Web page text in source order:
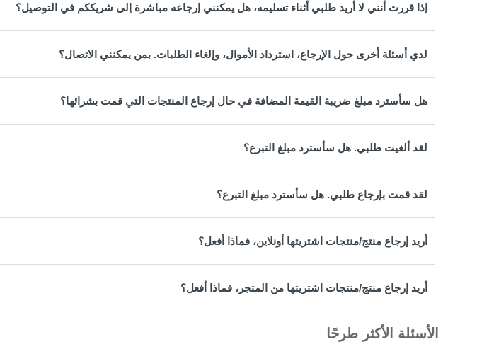
إذا قررت أنني لا أريد طلبي أثناء تسليمه، هل يمكنني إرجاعه مباشرة إلى شريككم في التوصيل؟
لدي أسئلة أخرى حول الإرجاع، استرداد الأموال، وإلغاء الطلبات. بمن يمكنني الاتصال؟
هل سأسترد مبلغ ضريبة القيمة المضافة في حال إرجاع المنتجات التي قمت بشرائها؟
لقد ألغيت طلبي. هل سأسترد مبلغ التبرع؟
لقد قمت بإرجاع طلبي. هل سأسترد مبلغ التبرع؟
أريد إرجاع منتج/منتجات اشتريتها أونلاين، فماذا أفعل؟
أريد إرجاع منتج/منتجات اشتريتها من المتجر، فماذا أفعل؟
الأسئلة الأكثر طرحًا